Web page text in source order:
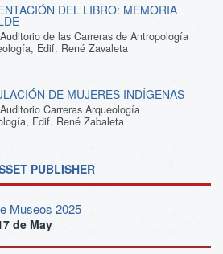
DEL LIBRO: MEMORIA
de las Carreras de Antropología
Edif. René Zavaleta
DE MUJERES INDÍGENAS
Carreras Arqueología
Edif. René Zabaleta
PUBLISHER
Museos 2025
de May